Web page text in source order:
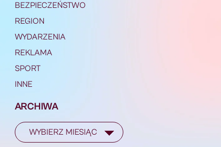
BEZPIECZEŃSTWO
REGION
WYDARZENIA
REKLAMA
SPORT
INNE
ARCHIWA